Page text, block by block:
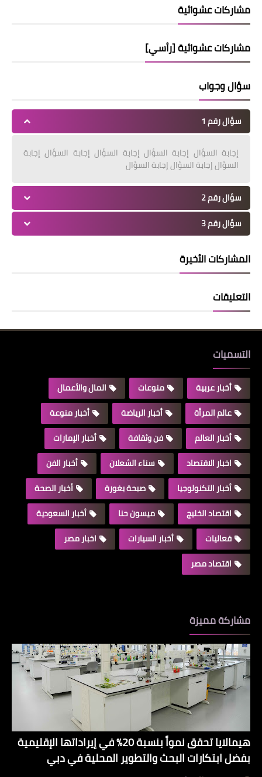
مشاركات عشوائية
مشاركات عشوائية [رأسي]
سؤال وجواب
سؤال رقم 1
إجابة السؤال إجابة السؤال إجابة السؤال إجابة السؤال إجابة
السؤال إجابة السؤال إجابة السؤال
سؤال رقم 2
سؤال رقم 3
المشاركات الأخيرة
التعليقات
التسميات
أخبار عربية منوعات
المال والأعمال
عالم المرأة
أخبار الرياضة
أخبار منوعة
أخبار العالم
فن وثقافة
أخبار الإمارات
اخبار الاقتصاد
سناء الشعلان
أخبار الفن
أخبار التكنولوجيا
صبحة بغورة
أخبار الصحة
اقتصاد الخليج
ميسون حنا
أخبار السعودية
فعاليات
أخبار السيارات
اخبار مصر
اقتصاد مصر
مشاركة مميزة
هيمالايا تحقق نمواً بنسبة 20% في إيراداتها الإقليمية
بفضل ابتكارات البحث والتطوير المحلية في دبي